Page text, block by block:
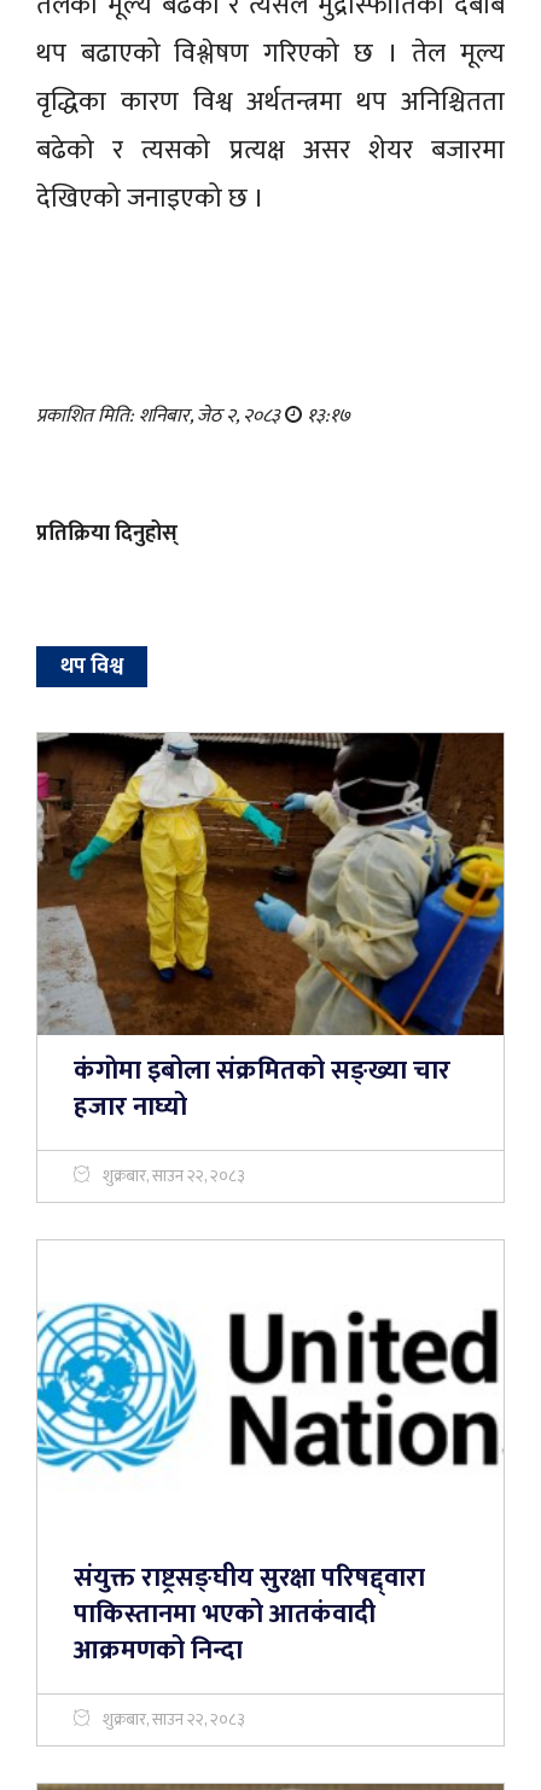
थप बढाएको विश्लेषण गरिएको छ । तेल मूल्य
वृद्धिका कारण विश्व अर्थतन्त्रमा थप अनिश्चितता
बढेको र त्यसको प्रत्यक्ष असर शेयर बजारमा
देखिएको जनाइएको छ ।
प्रकाशित मिति: शनिबार, जेठ २, २०८३ १३:१७
प्रतिक्रिया दिनुहोस्
थप विश्व
कंगाेमा इबोला संक्रमितको सङ्ख्या चार
हजार नाघ्यो
शुक्रबार, साउन २२, २०८३
संयुक्त राष्ट्रसङ्घीय सुरक्षा परिषद्द्वारा
पाकिस्तानमा भएको आतकंवादी
आक्रमणको निन्दा
शुक्रबार, साउन २२, २०८३